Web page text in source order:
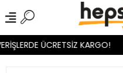
ÜCRETSİZ KARGO!